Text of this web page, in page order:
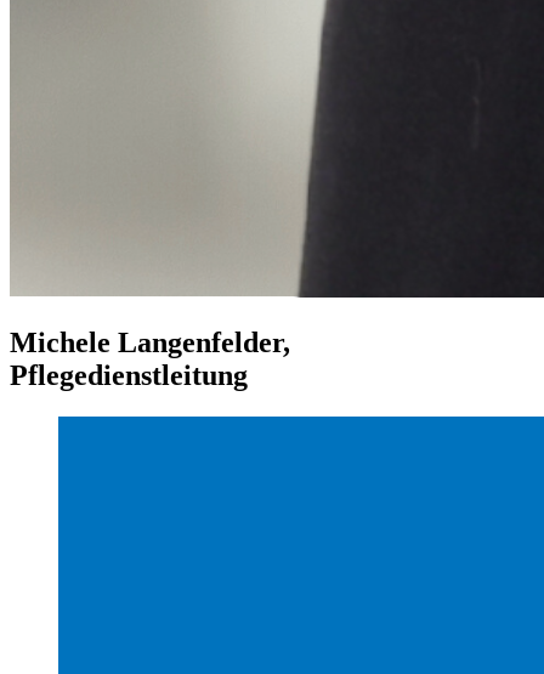
Michele Langenfelder,
Pflegedienstleitung